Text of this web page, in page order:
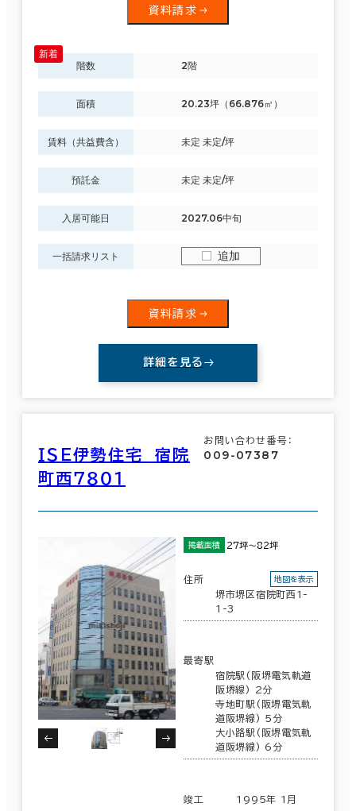
資料請求
階数 2階
面積 20.23坪（66.876㎡）
賃料（共益費含） 未定 未定/坪
預託金 未定 未定/坪
入居可能日 2027.06中旬
一括請求リスト 追加
資料請求
詳細を見る
ＩＳＥ伊勢住宅 宿院
町西７８０１
お問い合わせ番号：
009-07387
掲載面積 27坪～82坪
住所
堺市堺区宿院町西1-
1-3
地図を表示
最寄駅
宿院駅(阪堺電気軌道
阪堺線) 2分
寺地町駅(阪堺電気軌
道阪堺線) 5分
大小路駅(阪堺電気軌
道阪堺線) 6分
竣工 1995年 1月